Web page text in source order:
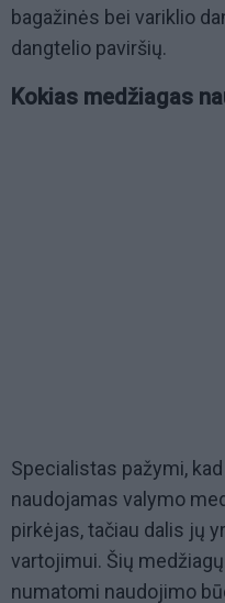
bagažinės bei variklio
dangtelio paviršių.
Kokias medžiagas
Specialistas pažymi,
naudojamas valymo
pirkėjas, tačiau dalis jų
vartojimui. Šių
numatomi naudojimo